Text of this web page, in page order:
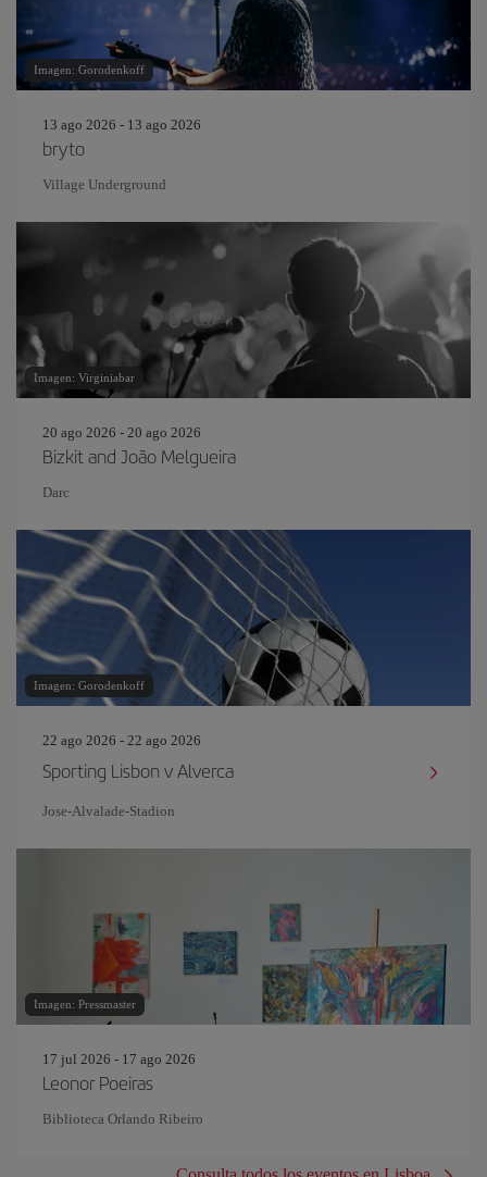
Imagen: Gorodenkoff
13 ago 2026 - 13 ago 2026
bryto
Village Underground
Imagen: Virginiabar
20 ago 2026 - 20 ago 2026
Bizkit and João Melgueira
Darc
Imagen: Gorodenkoff
22 ago 2026 - 22 ago 2026
Sporting Lisbon v Alverca
Jose-Alvalade-Stadion
Imagen: Pressmaster
17 jul 2026 - 17 ago 2026
Leonor Poeiras
Biblioteca Orlando Ribeiro